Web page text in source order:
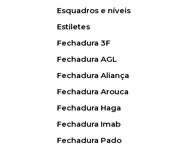
Esquadros e níveis
Estiletes
Fechadura 3F
Fechadura AGL
Fechadura Aliança
Fechadura Arouca
Fechadura Haga
Fechadura Imab
Fechadura Pado